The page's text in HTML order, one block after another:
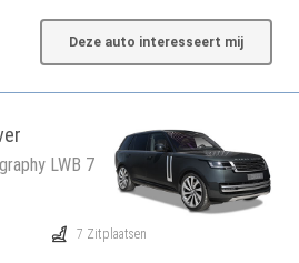
Deze auto interesseert mij
LWB 7
7 Zitplaatsen